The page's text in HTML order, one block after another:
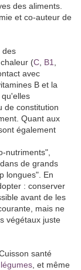
des aliments.
et co-auteur de
des
(C B1
avec
B et la
de constitution
Quant aux
sont également
nutriments",
de grands
longues". En
: conserver
avant de les
mais ne
végétaux juste
légumes , et même